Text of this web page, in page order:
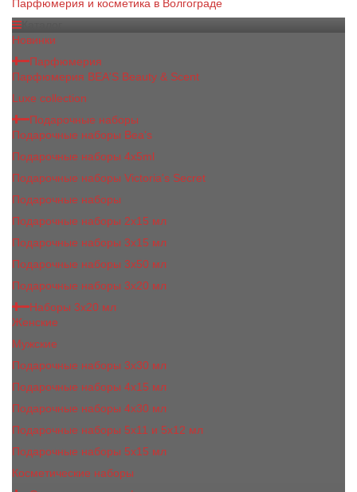
Парфюмерия и косметика в Волгограде
Новинки
Парфюмерия
Парфюмерия BEA'S Beauty & Scent
Luxe collection
Подарочные наборы
Подарочные наборы Bea's
Подарочные наборы 4х5ml
Подарочные наборы Victoria's Secret
Подарочные наборы
Подарочные наборы 2x15 мл
Подарочные наборы 3х15 мл
Подарочные наборы 3x50 мл
Подарочные наборы 3x20 мл
Наборы 3х20 мл
Женские
Мужские
Подарочные наборы 3х30 мл
Подарочные наборы 4x15 мл
Подарочные наборы 4x30 мл
Подарочные наборы 5x11 и 5х12 мл
Подарочные наборы 5x15 мл
Косметические наборы